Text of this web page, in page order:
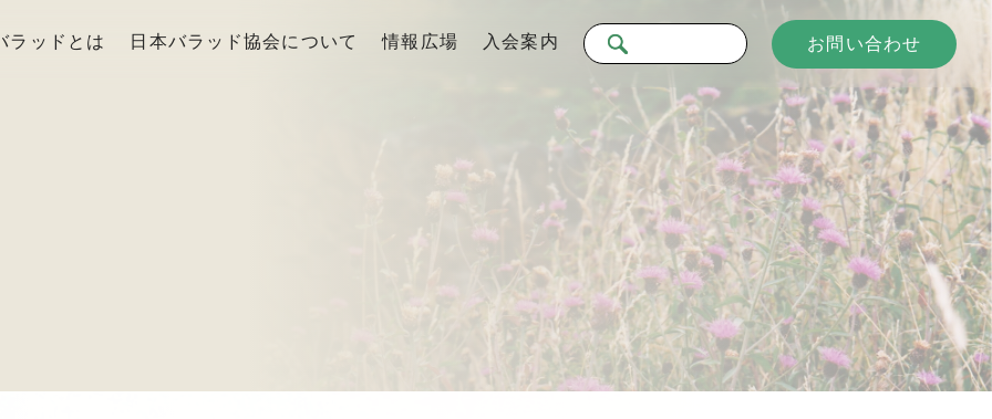
ラッドとは 日本バラッド協会について 情報広場 入会案内 お問い合わせ